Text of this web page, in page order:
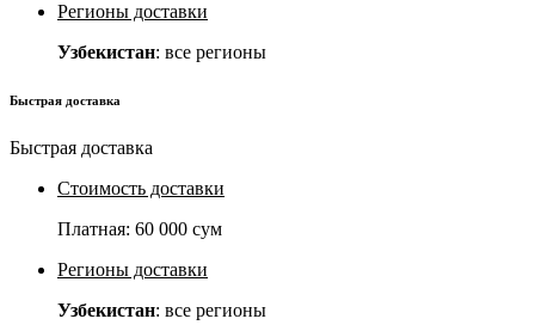
Регионы доставки
Узбекистан: все регионы
Быстрая доставка
Быстрая доставка
Стоимость доставки
Платная: 60 000 сум
Регионы доставки
Узбекистан: все регионы